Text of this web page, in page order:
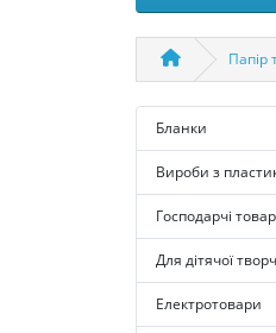
Папір
Бланки
Вироби з
Господарчі
Для дітячої
Електротовари